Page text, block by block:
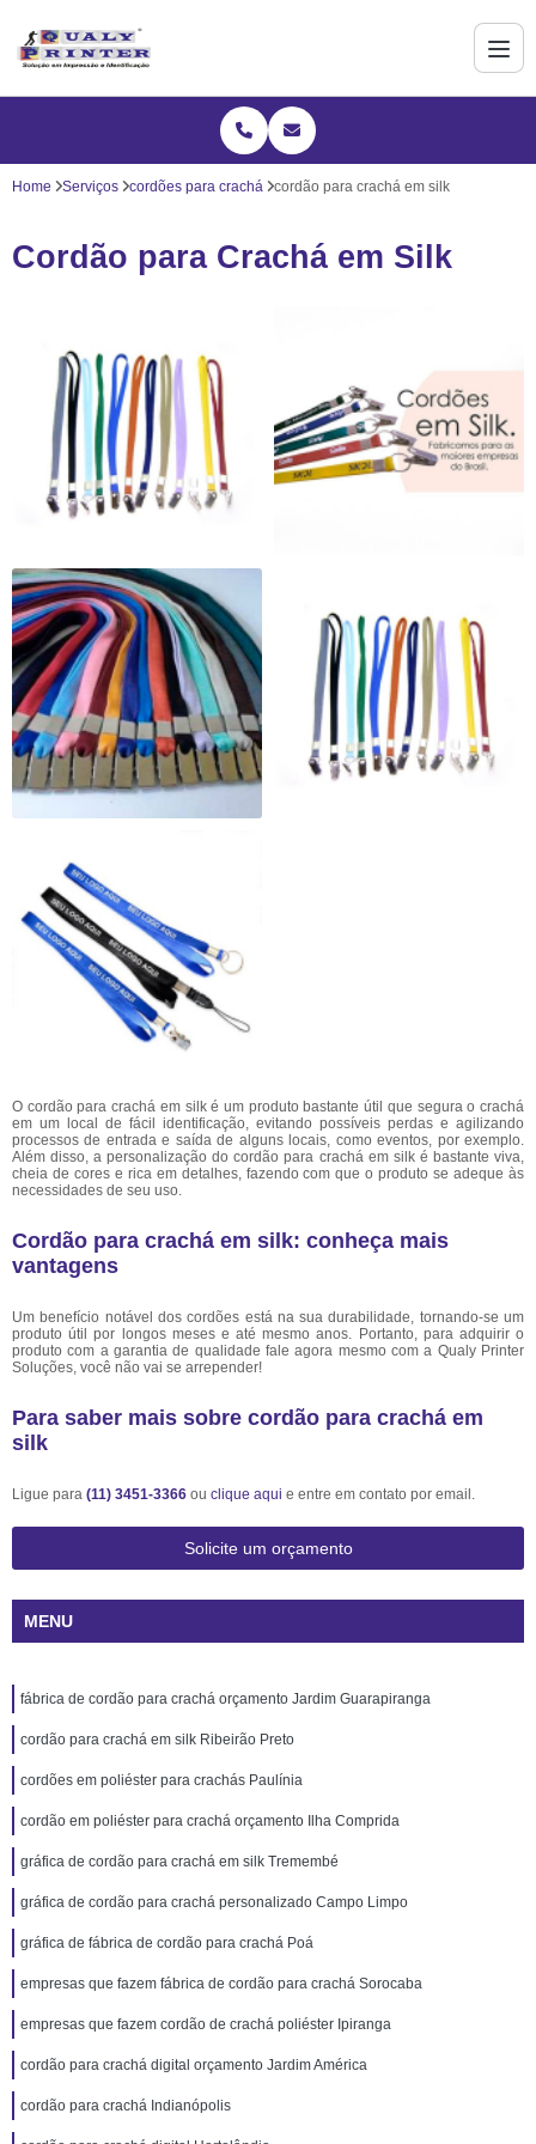
Home Serviços cordões para crachá cordão para crachá em silk
Cordão para Crachá em Silk
O cordão para crachá em silk é um produto bastante útil que segura o crachá
em um local de fácil identificação, evitando possíveis perdas e agilizando
processos de entrada e saída de alguns locais, como eventos, por exemplo.
Além disso, a personalização do cordão para crachá em silk é bastante viva,
cheia de cores e rica em detalhes, fazendo com que o produto se adeque às
necessidades de seu uso.
Cordão para crachá em silk: conheça mais
vantagens
Um benefício notável dos cordões está na sua durabilidade, tornando-se um
produto útil por longos meses e até mesmo anos. Portanto, para adquirir o
produto com a garantia de qualidade fale agora mesmo com a Qualy Printer
Soluções, você não vai se arrepender!
Para saber mais sobre cordão para crachá em
silk
Ligue para (11) 3451-3366 ou clique aqui e entre em contato por email.
Solicite um orçamento
MENU
fábrica de cordão para crachá orçamento Jardim Guarapiranga
cordão para crachá em silk Ribeirão Preto
cordões em poliéster para crachás Paulínia
cordão em poliéster para crachá orçamento Ilha Comprida
gráfica de cordão para crachá em silk Tremembé
gráfica de cordão para crachá personalizado Campo Limpo
gráfica de fábrica de cordão para crachá Poá
empresas que fazem fábrica de cordão para crachá Sorocaba
empresas que fazem cordão de crachá poliéster Ipiranga
cordão para crachá digital orçamento Jardim América
cordão para crachá Indianópolis